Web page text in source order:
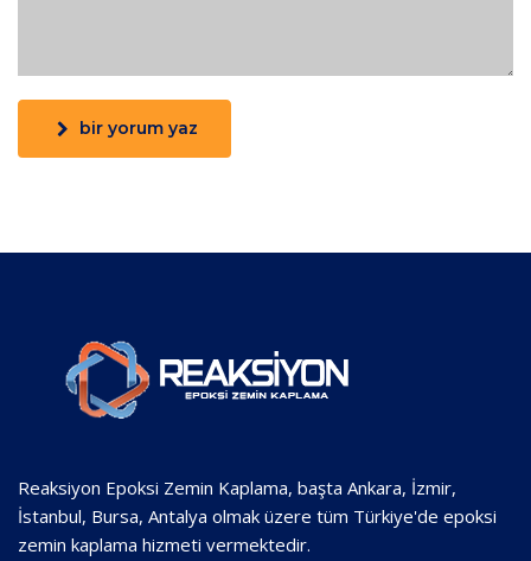
bir yorum yaz
Reaksiyon Epoksi Zemin Kaplama, başta Ankara, İzmir,
İstanbul, Bursa, Antalya olmak üzere tüm Türkiye'de epoksi
zemin kaplama hizmeti vermektedir.